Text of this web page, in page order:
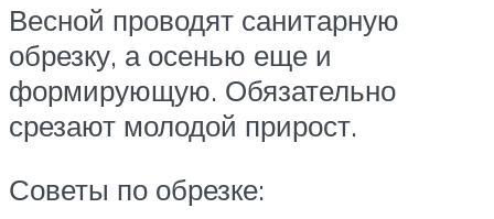
Весной проводят санитарную
обрезку, а осенью еще и
формирующую. Обязательно
срезают молодой прирост.
Советы по обрезке: